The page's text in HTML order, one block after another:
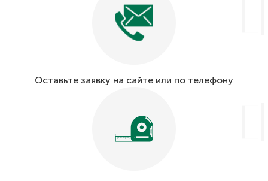
Оставьте заявку на сайте или по телефону